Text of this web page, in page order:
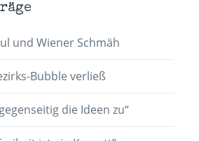
und Wiener Schmäh
Bubble verließ
die Ideen zu“